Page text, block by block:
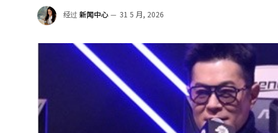
经过 新闻中心 31 5 月, 2026